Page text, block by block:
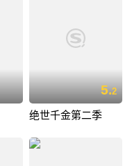
5.2
绝世千金第二季